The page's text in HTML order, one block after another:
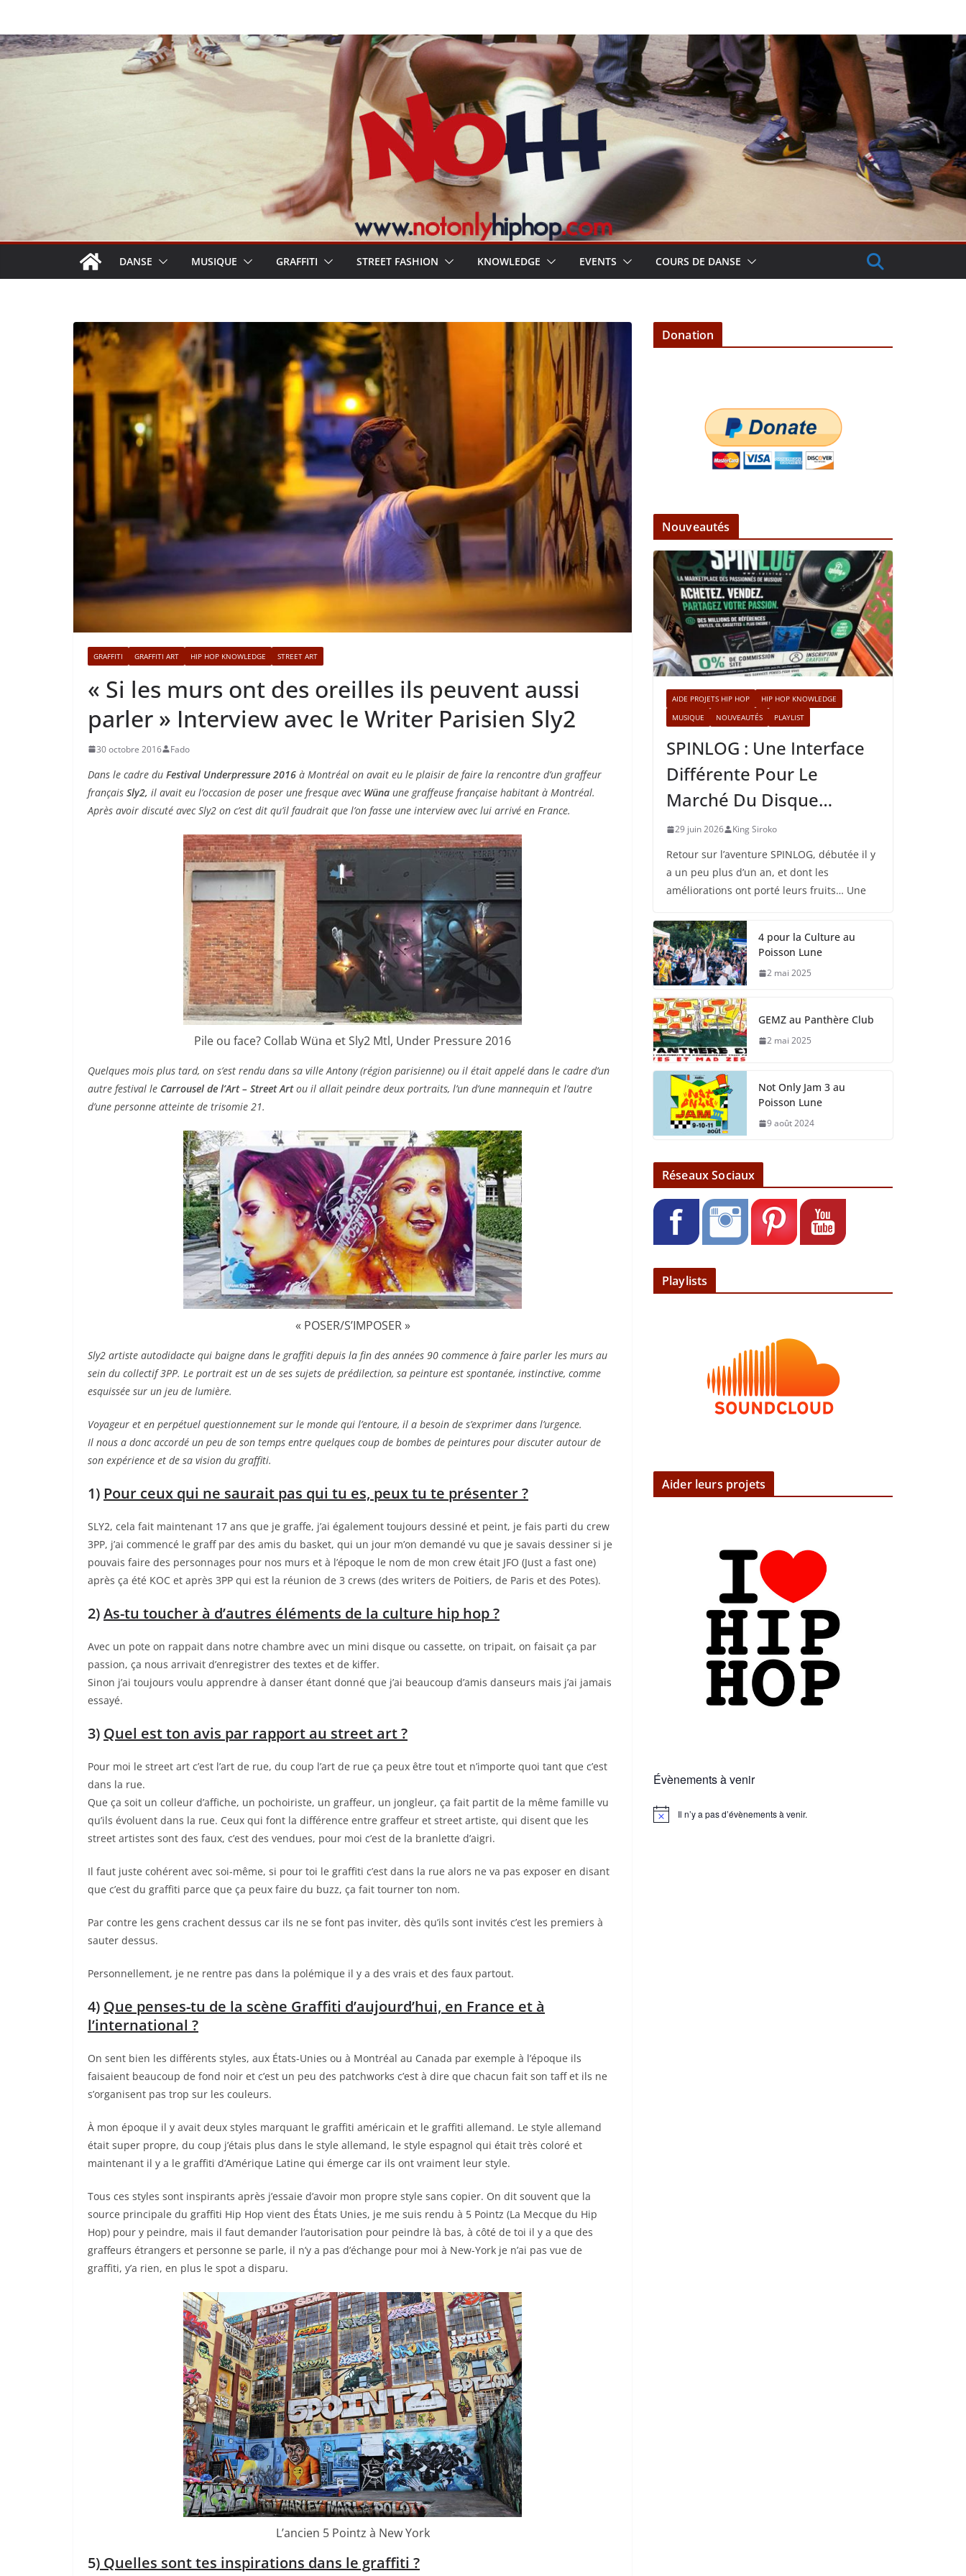
contenu
DANSE MUSIQUE GRAFFITI STREET FASHION KNOWLEDGE EVENTS COURS DE DANSE
GRAFFITI GRAFFITI ART HIP HOP KNOWLEDGE STREET ART
« Si les murs ont des oreilles ils peuvent aussi
parler » Interview avec le Writer Parisien Sly2
30 octobre 2016 Fado
Dans le cadre du Festival Underpressure 2016 à Montréal on avait eu le plaisir de faire la rencontre d’un graffeur
français Sly2, il avait eu l’occasion de poser une fresque avec Wüna une graffeuse française habitant à Montréal.
Après avoir discuté avec Sly2 on c’est dit qu’il faudrait que l’on fasse une interview avec lui arrivé en France.
Pile ou face? Collab Wüna et Sly2 Mtl, Under Pressure 2016
Quelques mois plus tard, on s’est rendu dans sa ville Antony (région parisienne) ou il était appelé dans le cadre d’un
autre festival le Carrousel de l’Art – Street Artou il allait peindre deux portraits, l’un d’une mannequin et l’autre
d’une personne atteinte de trisomie 21.
« POSER/S’IMPOSER »
Sly2 artiste autodidacte qui baigne dans le graffiti depuis la fin des années 90 commence à faire parler les murs au
sein du collectif 3PP. Le portrait est un de ses sujets de prédilection, sa peinture est spontanée, instinctive, comme
esquissée sur un jeu de lumière.
Voyageur et en perpétuel questionnement sur le monde qui l’entoure, il a besoin de s’exprimer dans l’urgence.
Il nous a donc accordé un peu de son temps entre quelques coup de bombes de peintures pour discuter autour de
son expérience et de sa vision du graffiti.
1) Pour ceux qui ne saurait pas qui tu es, peux tu te présenter ?
SLY2, cela fait maintenant 17 ans que je graffe, j’ai également toujours dessiné et peint, je fais parti du crew
3PP, j’ai commencé le graff par des amis du basket, qui un jour m’on demandé vu que je savais dessiner si je
pouvais faire des personnages pour nos murs et à l’époque le nom de mon crew était JFO (Just a fast one)
après ça été KOC et après 3PP qui est la réunion de 3 crews (des writers de Poitiers, de Paris et des Potes).
2)As-tu toucher à d’autres éléments de la culture hip hop ?
Avec un pote on rappait dans notre chambre avec un mini disque ou cassette, on tripait, on faisait ça par
passion, ça nous arrivait d’enregistrer des textes et de kiffer.
Sinon j’ai toujours voulu apprendre à danser étant donné que j’ai beaucoup d’amis danseurs mais j’ai jamais
essayé.
3) Quel est ton avis par rapport au street art ?
Pour moi le street art c’est l’art de rue, du coup l’art de rue ça peux être tout et n’importe quoi tant que c’est
dans la rue.
Que ça soit un colleur d’affiche, un pochoiriste, un graffeur, un jongleur, ça fait partit de la même famille vu
qu’ils évoluent dans la rue. Ceux qui font la différence entre graffeur et street artiste, qui disent que les
street artistes sont des faux, c’est des vendues, pour moi c’est de la branlette d’aigri.
Il faut juste cohérent avec soi-même, si pour toi le graffiti c’est dans la rue alors ne va pas exposer en disant
que c’est du graffiti parce que ça peux faire du buzz, ça fait tourner ton nom.
Par contre les gens crachent dessus car ils ne se font pas inviter, dès qu’ils sont invités c’est les premiers à
sauter dessus.
Personnellement, je ne rentre pas dans la polémique il y a des vrais et des faux partout.
4) Que penses-tu de la scène Graffiti d’aujourd’hui, en France et à
l’international ?
On sent bien les différents styles, aux États-Unies ou à Montréal au Canada par exemple à l’époque ils
faisaient beaucoup de fond noir et c’est un peu des patchworks c’est à dire que chacun fait son taff et ils ne
s’organisent pas trop sur les couleurs.
À mon époque il y avait deux styles marquant le graffiti américain et le graffiti allemand. Le style allemand
était super propre, du coup j’étais plus dans le style allemand, le style espagnol qui était très coloré et
maintenant il y a le graffiti d’Amérique Latine qui émerge car ils ont vraiment leur style.
Tous ces styles sont inspirants après j’essaie d’avoir mon propre style sans copier. On dit souvent que la
source principale du graffiti Hip Hop vient des États Unies, je me suis rendu à 5 Pointz (La Mecque du Hip
Hop) pour y peindre, mais il faut demander l’autorisation pour peindre là bas, à côté de toi il y a que des
graffeurs étrangers et personne se parle, il n’y a pas d’échange pour moi à New-York je n’ai pas vue de
graffiti, y’a rien, en plus le spot a disparu.
L’ancien 5 Pointz à New York
5) Quelles sont tes inspirations dans le graffiti ?
Donation
Nouveautés
AIDE PROJETS HIP HOP
HIP HOP KNOWLEDGE
MUSIQUE
NOUVEAUTÉS PLAYLIST
SPINLOG : Une Interface
Différente Pour Le
Marché Du Disque…
29 juin 2026 King Siroko
Retour sur l’aventure SPINLOG, débutée il y
a un peu plus d’un an, et dont les
améliorations ont porté leurs fruits… Une
4 pour la Culture au
Poisson Lune
2 mai 2025
GEMZ au Panthère Club
2 mai 2025
Not Only Jam 3 au
Poisson Lune
9 août 2024
Réseaux Sociaux
Playlists
Aider leurs projets
Évènements à venir
N
Il n’y a pas d’évènements à venir.